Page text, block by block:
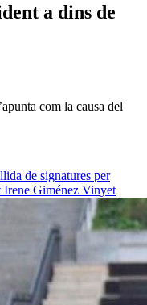
a dins de
com la causa del
de signatures per
Irene Giménez Vinyet